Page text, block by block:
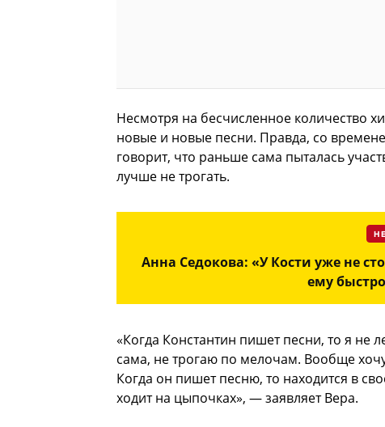
Несмотря на бесчисленное количество
новые и новые песни. Правда, со
говорит, что раньше сама пыталась
лучше не трогать.
Анна Седокова: «У Кости уже не
ему
«Когда Константин пишет песни, то я
сама, не трогаю по мелочам. Вообще
Когда он пишет песню, то находится в
ходит на цыпочках», — заявляет Вера.